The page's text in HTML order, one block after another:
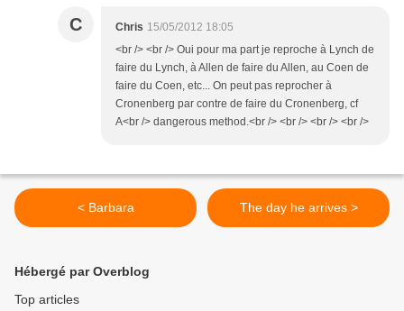
C Chris 15/05/2012 18:05
<br /> <br /> Oui pour ma part je reproche à Lynch de
faire du Lynch, à Allen de faire du Allen, au Coen de
faire du Coen, etc... On peut pas reprocher à
Cronenberg par contre de faire du Cronenberg, cf
A<br /> dangerous method.<br /> <br /> <br /> <br />
< Barbara The day he arrives >
Hébergé par Overblog
Top articles